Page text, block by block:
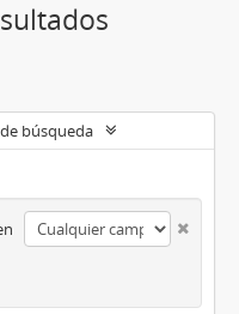
búsqueda